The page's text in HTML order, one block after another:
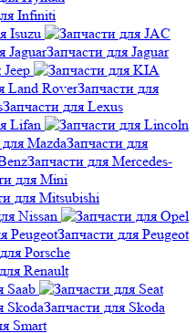
Infiniti
Isuzu
Запчасти для Jaguar
Запчасти для
Запчасти для Lexus
Lifan
Запчасти для
Запчасти для Mercedes-
для Mini
для Mitsubishi
Nissan
Запчасти для Peugeot
Porsche
Renault
Saab
Запчасти для Skoda
Smart